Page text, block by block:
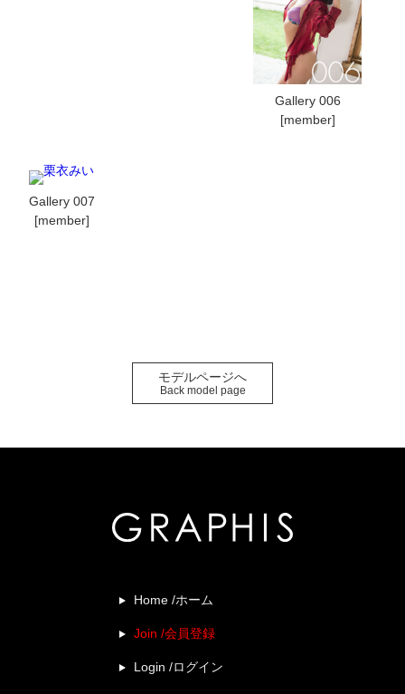
Gallery 006
[member]
Gallery 007
[member]
モデルページへ
Back model page
Home /ホーム
Join /会員登録
Login /ログイン